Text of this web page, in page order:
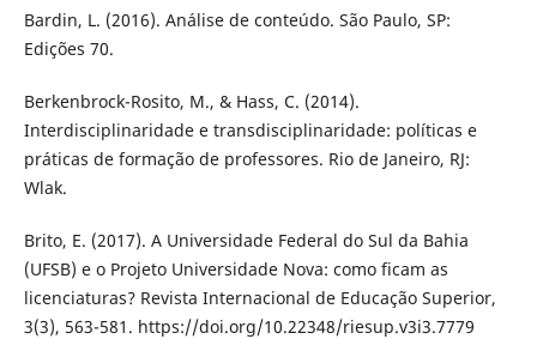
Bardin, L. (2016). Análise de conteúdo. São Paulo, SP:
Edições 70.
Berkenbrock-Rosito, M., & Hass, C. (2014).
Interdisciplinaridade e transdisciplinaridade: políticas e
práticas de formação de professores. Rio de Janeiro, RJ:
Wlak.
Brito, E. (2017). A Universidade Federal do Sul da Bahia
(UFSB) e o Projeto Universidade Nova: como ficam as
licenciaturas? Revista Internacional de Educação Superior,
3(3), 563-581. https://doi.org/10.22348/riesup.v3i3.7779